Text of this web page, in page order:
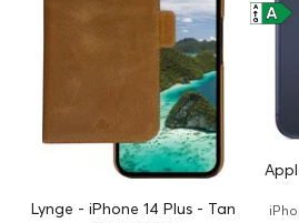
Lynge - iPhone 14 Plus - Tan
A
A
↑
G